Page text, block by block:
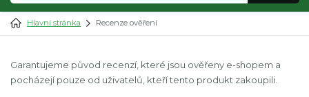
Hlavní stránka Recenze ověření
Garantujeme původ recenzí, které jsou ověřeny e-shopem a
pocházejí pouze od uživatelů, kteří tento produkt zakoupili.